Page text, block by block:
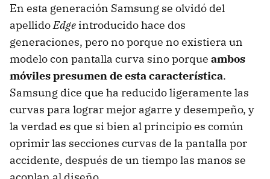
En esta generación Samsung se olvidó del
apellidoEdge introducido hace dos
generaciones, pero no porque no existiera un
modelo con pantalla curva sino porque ambos
móviles presumen de esta característica.
Samsung dice que ha reducido ligeramente las
curvas para lograr mejor agarre y desempeño, y
la verdad es que si bien al principio es común
oprimir las secciones curvas de la pantalla por
accidente, después de un tiempo las manos se